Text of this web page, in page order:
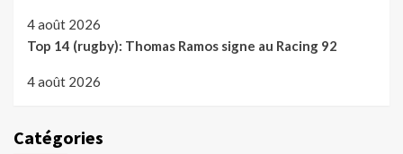
4 août 2026
Top 14 (rugby): Thomas Ramos signe au Racing 92
4 août 2026
Catégories